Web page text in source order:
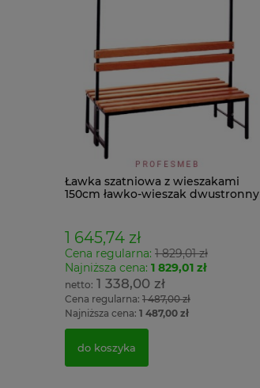
Ławka szatniowa z wieszakami
150cm ławko-wieszak dwustronny
1 645,74 zł
Cena regularna: 1 829,01 zł
Najniższa cena: 1 829,01 zł
1 338,00 zł
Cena regularna: 1 487,00 zł
Najniższa cena: 1 487,00 zł
do koszyka